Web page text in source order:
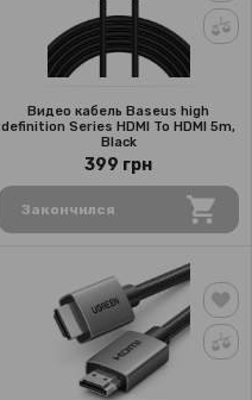
Видео кабель Baseus high
definition Series HDMI To HDMI 5m,
Black
399 грн
Закончился